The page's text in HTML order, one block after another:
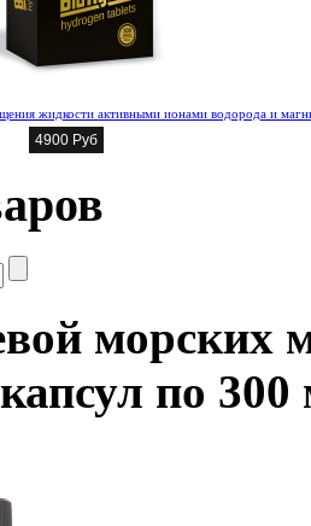
жидкости активными ионами водорода и
4900 Руб
морских
по 300